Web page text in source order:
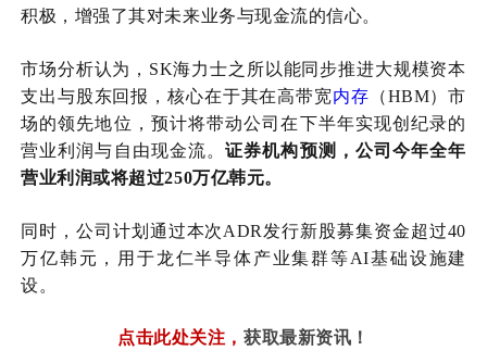
积极，增强了其对未来业务与现金流的信心。
市场分析认为，SK海力士之所以能同步推进大规模资本
支出与股东回报，核心在于其在高带宽内存 （HBM）市
场的领先地位，预计将带动公司在下半年实现创纪录的
营业利润与自由现金流。证券机构预测，公司今年全年
营业利润或将超过250万亿韩元。
同时，公司计划通过本次ADR发行新股募集资金超过40
万亿韩元，用于龙仁半导体产业集群等AI基础设施建
设。
点击此处关注 ， 获取最新资讯！